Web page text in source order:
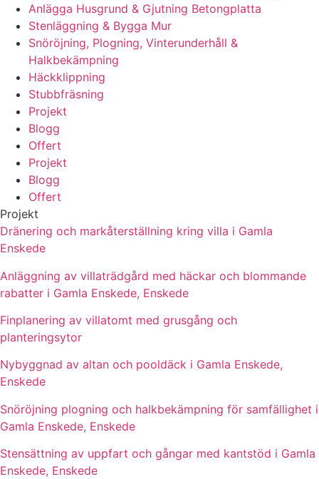
Anlägga Husgrund & Gjutning Betongplatta
Stenläggning & Bygga Mur
Snöröjning, Plogning, Vinterunderhåll &
Halkbekämpning
Häckklippning
Stubbfräsning
Projekt
Blogg
Offert
Projekt
Blogg
Offert
Projekt
Dränering och markåterställning kring villa i Gamla
Enskede
Anläggning av villaträdgård med häckar och blommande
rabatter i Gamla Enskede, Enskede
Finplanering av villatomt med grusgång och
planteringsytor
Nybyggnad av altan och pooldäck i Gamla Enskede,
Enskede
Snöröjning plogning och halkbekämpning för samfällighet i
Gamla Enskede, Enskede
Stensättning av uppfart och gångar med kantstöd i Gamla
Enskede, Enskede